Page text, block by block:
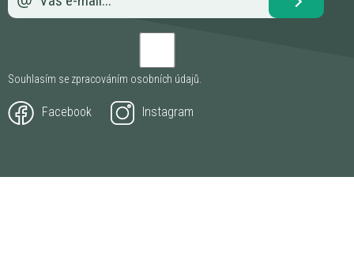
Souhlasím se zpracováním osobních údajů.
Facebook Instagram